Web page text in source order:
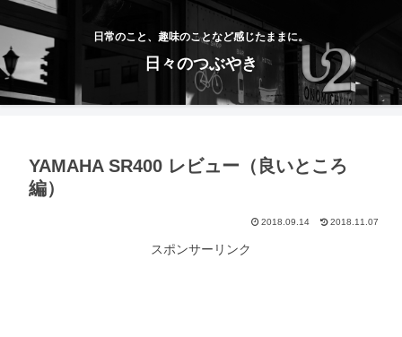
日常のこと、趣味のことなど感じたままに。
日々のつぶやき
YAMAHA SR400 レビュー（良いところ
編）
2018.09.14 2018.11.07
スポンサーリンク